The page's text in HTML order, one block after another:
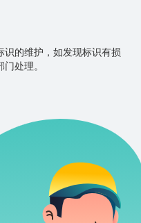
的维护，如发现标识有损
处理。